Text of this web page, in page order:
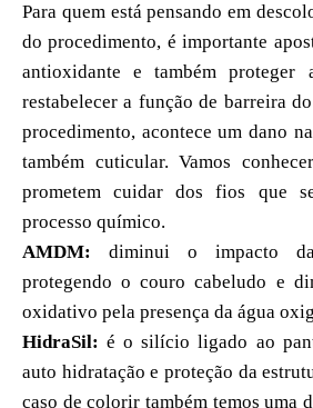
Para quem está pensando em
do procedimento, é importante
antioxidante e também proteger
restabelecer a função de barreira
procedimento, acontece um dano
também cuticular. Vamos
prometem cuidar dos fios que
processo químico.
AMDM: diminui o impacto
protegendo o couro cabeludo e
oxidativo pela presença da água
HidraSil:é o silício ligado ao
auto hidratação e proteção da
caso de colorir também temos uma